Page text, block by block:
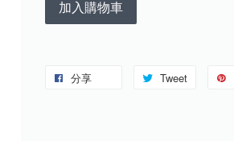
加入購物車
分享 Tweet